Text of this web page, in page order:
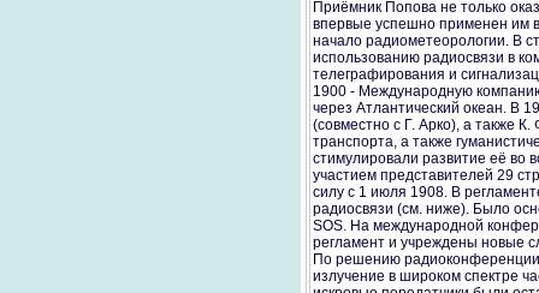
Приёмник Попова не только
впервые успешно применен им
начало радиометеорологии. В
использованию радиосвязи в
телеграфирования и
1900 - Международную
через Атлантический океан. В
(совместно с Г. Арко), а также
транспорта, а также
стимулировали развитие её
участием представителей 29
силу с 1 июля 1908. В
радиосвязи (см. ниже). Было
SOS. На международной
регламент и учреждены новые
По решению
излучение в широком спектре